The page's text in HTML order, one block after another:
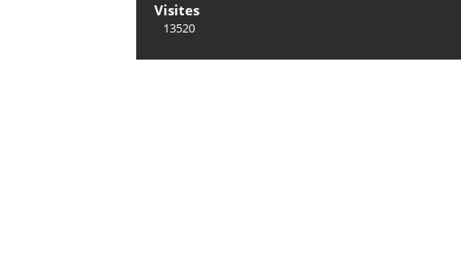
Visites
13520